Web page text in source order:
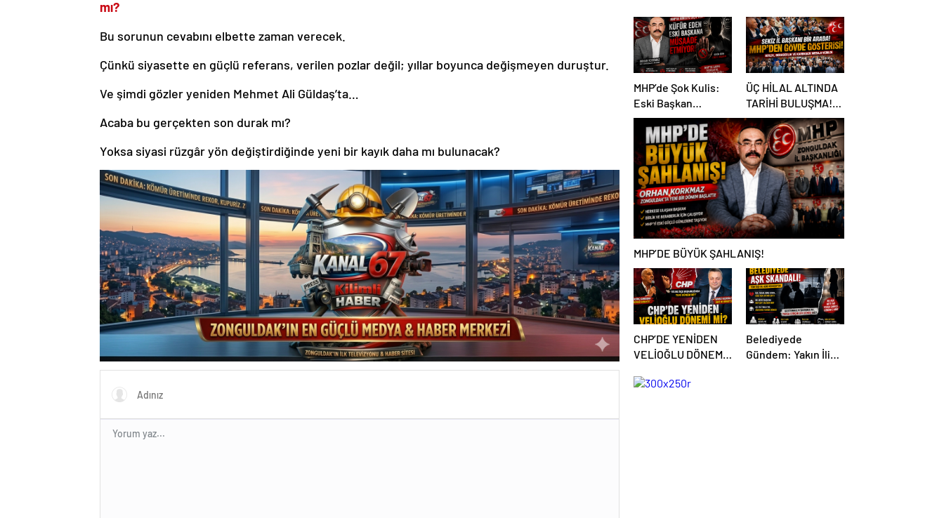
mı?
Bu sorunun cevabını elbette zaman verecek.
Çünkü siyasette en güçlü referans, verilen pozlar değil; yıllar boyunca değişmeyen duruştur.
Ve şimdi gözler yeniden Mehmet Ali Güldaş’ta…
Acaba bu gerçekten son durak mı?
Yoksa siyasi rüzgâr yön değiştirdiğinde yeni bir kayık daha mı bulunacak?
MHP’de Şok Kulis:
Eski Başkan
Sahnede! Korkmaz
Yol Vermiyor
ÜÇ HİLAL ALTINDA
TARİHİ BULUŞMA!
SEKİZ İL BAŞKANI
BİR ARADA
MHP’DE BÜYÜK ŞAHLANIŞ!
CHP’DE YENİDEN
VELİOĞLU DÖNEMİ
Belediyede
Gündem: Yakın İlişki